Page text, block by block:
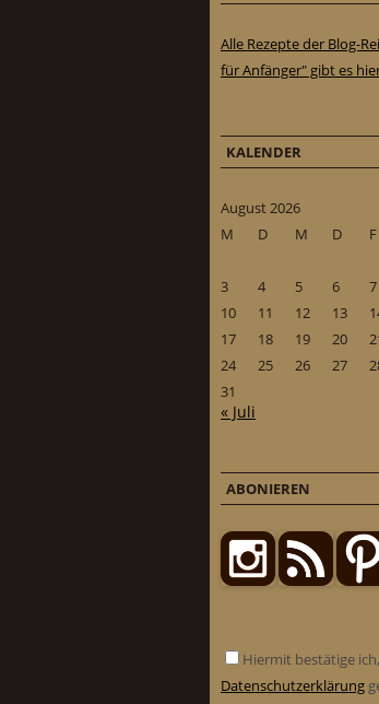
Alle Rezepte der Blog-
für Anfänger" gibt es
KALENDER
August 2026
M
D M D F
3
4 5 6 7
10
11 12 13
17
18 19 20
24
25 26 27
31
« Juli
ABONIEREN
Hiermit bestätige
Datenschutzerklärung